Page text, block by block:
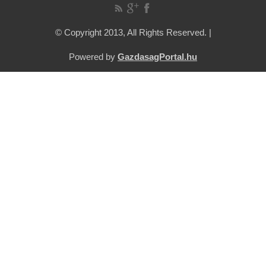
© Copyright 2013, All Rights Reserved. |
Powered by GazdasagPortal.hu